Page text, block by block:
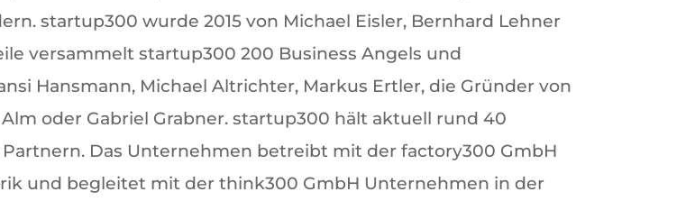
startup300 wurde 2015 von Michael Eisler, Bernhard Lehner
versammelt startup300 200 Business Angels und
Hansmann, Michael Altrichter, Markus Ertler, die Gründer von
oder Gabriel Grabner. startup300 hält aktuell rund 40
Das Unternehmen betreibt mit der factory300 GmbH
und begleitet mit der think300 GmbH Unternehmen in der